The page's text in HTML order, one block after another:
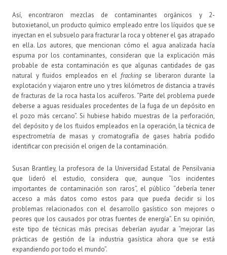
Así, encontraron mezclas de contaminantes orgánicos y 2-
butoxietanol, un producto químico empleado entre los líquidos que se
inyectan en el subsuelo para fracturar la roca y obtener el gas atrapado
en ella. Los autores, que mencionan cómo el agua analizada hacía
espuma por los contaminantes, consideran que la explicación más
probable de esta contaminación es que algunas cantidades de gas
natural y fluidos empleados en el frackingse liberaron durante la
explotación y viajaron entre uno y tres kilómetros de distancia a través
de fracturas de la roca hasta los acuíferos. “Parte del problema puede
deberse a aguas residuales procedentes de la fuga de un depósito en
el pozo más cercano”. Si hubiese habido muestras de la perforación,
del depósito y de los fluidos empleados en la operación, la técnica de
espectrometría de masas y cromatografía de gases habría podido
identificar con precisión el origen de la contaminación.
Susan Brantley, la profesora de la Universidad Estatal de Pensilvania
que lideró el estudio, considera que, aunque “los incidentes
importantes de contaminación son raros”, el público “debería tener
acceso a más datos como estos para que pueda decidir si los
problemas relacionados con el desarrollo gasístico son mejores o
peores que los causados por otras fuentes de energía”. En su opinión,
este tipo de técnicas más precisas deberían ayudar a “mejorar las
prácticas de gestión de la industria gasística ahora que se está
expandiendo por todo el mundo”.